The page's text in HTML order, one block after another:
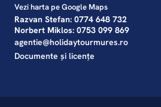
Vezi harta pe Google Maps
Razvan Stefan: 0774 648 732
Norbert Miklos: 0753 099 869
agentie@holidaytourmures.ro
Documente și licențe